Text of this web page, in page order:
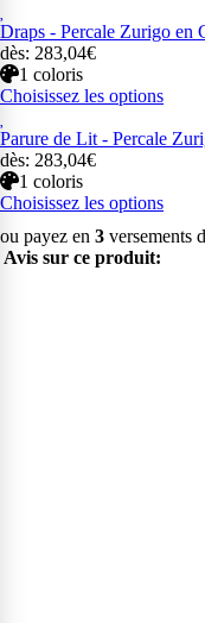
Draps - Percale Zurigo en
dès: 283,04€
1 coloris
Choisissez les options
Parure de Lit - Percale
dès: 283,04€
1 coloris
Choisissez les options
ou payez en 3 versements
Avis sur ce produit: